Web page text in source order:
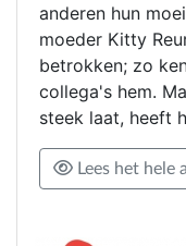
anderen hun
moeder Kitty
betrokken; zo
collega's hem.
steek laat, heeft
Lees het hele